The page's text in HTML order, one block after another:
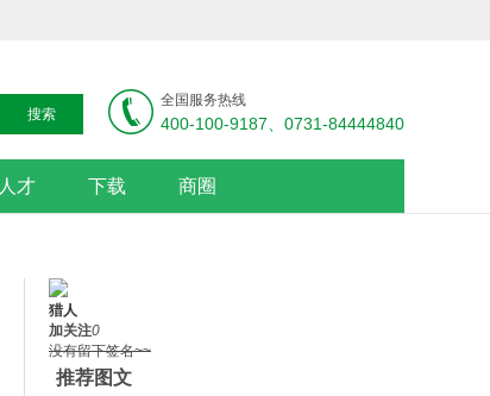
全国服务热线
400-100-9187、0731-84444840
人才 下载 商圈
猎人
加关注0
没有留下签名~~
推荐图文